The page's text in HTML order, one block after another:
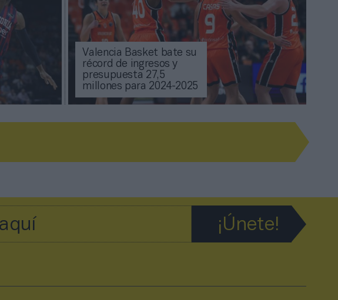
Valencia Basket bate su
récord de ingresos y
presupuesta 27,5
millones para 2024-2025